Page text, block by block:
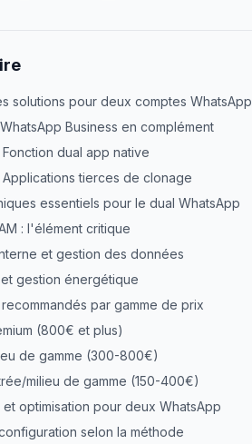
solutions pour deux comptes WhatsApp
Business en complément
Fonction dual app native
Applications tierces de clonage
essentiels pour le dual WhatsApp
: l'élément critique
et gestion des données
gestion énergétique
par gamme de prix
(800€ et plus)
de gamme (300-800€)
milieu de gamme (150-400€)
optimisation pour deux WhatsApp
selon la méthode